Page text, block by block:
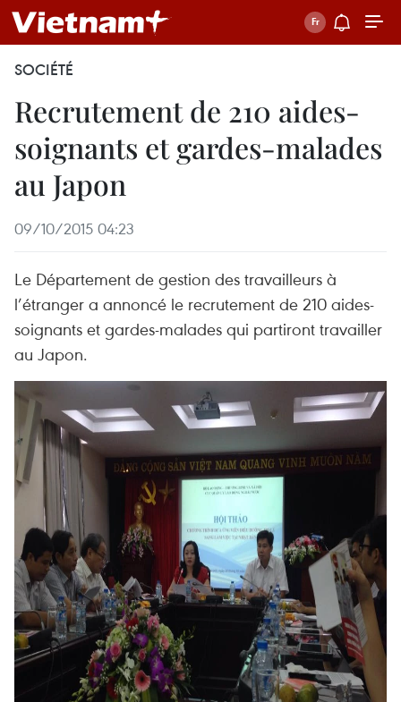
SOCIÉTÉ
Recrutement de 210 aides-
soignants et gardes-malades
au Japon
09/10/2015 04:23
Le Département de gestion des travailleurs à
l’étranger a annoncé le recrutement de 210 aides-
soignants et gardes-malades qui partiront travailler
au Japon.